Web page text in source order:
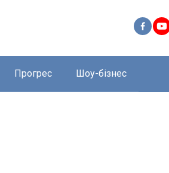
Прогрес Шоу-бізнес